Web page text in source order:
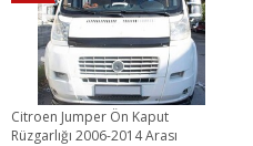
Citroen Jumper Ön Kaput
Rüzgarlığı 2006-2014 Arası